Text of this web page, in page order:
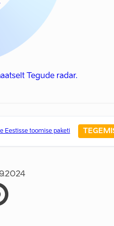
Tegude radar.
Eestisse toomise paketi